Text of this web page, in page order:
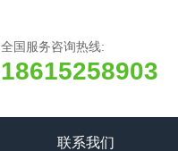
全国服务咨询热线:
18615258903
联系我们